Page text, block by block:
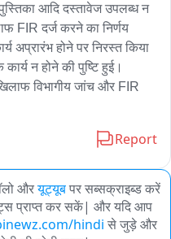
आदि दस्तावेज उपलब्ध न
FIR दर्ज करने का निर्णय
अप्रारंभ होने पर निरस्त किया
न होने की पुष्टि हुई।
विभागीय जांच और FIR
Report
औरयूट्यूबपर सब्सक्राइब्ड करें
प्राप्त कर सकें| और यदि आप
hindi से जुड़े और